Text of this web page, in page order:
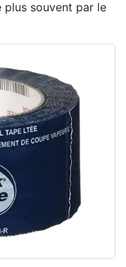
plus souvent par le